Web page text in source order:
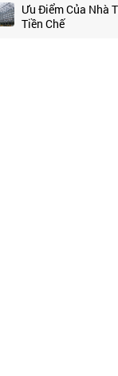
Ưu Điểm Của Nhà
Tiền Chế